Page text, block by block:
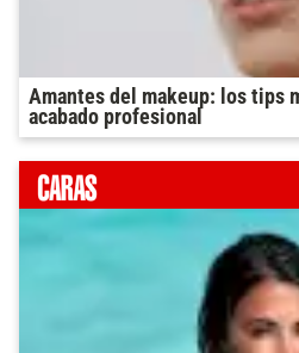
Amantes del makeup: los tips
acabado profesional